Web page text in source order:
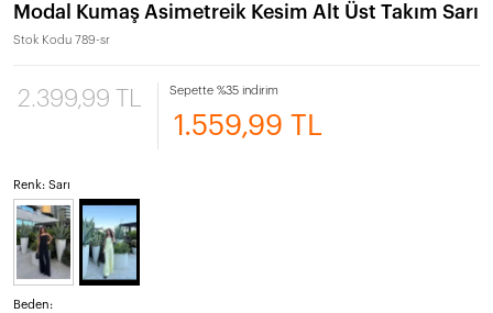
Modal Kumaş Asimetreik Kesim Alt Üst Takım Sarı
Stok Kodu 789-sr
2.399,99 TL Sepette %35 indirim
1.559,99 TL
Renk: Sarı
Beden: